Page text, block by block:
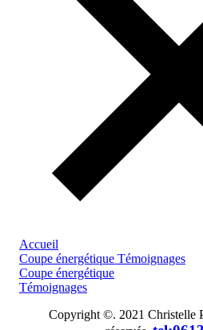
Accueil
Coupe énergétique Témoignages
Coupe énergétique
Témoignages
Copyright ©. 2021 Christelle